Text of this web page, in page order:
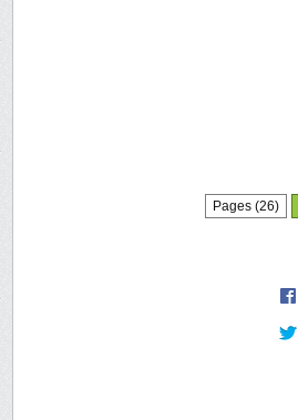
Pages (26)